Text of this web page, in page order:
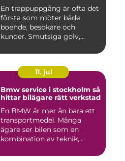
En trappuppgång är ofta det
första som möter både
boende, besökare och
kunder. Smutsiga golv,
11. jul
Bmw service i stockholm så
hittar bilägare rätt verkstad
En BMW är mer än bara ett
transportmedel. Många
ägare ser bilen som en
kombination av teknik,